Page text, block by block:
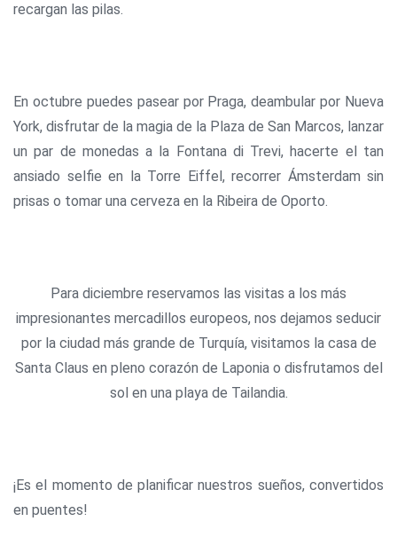
recargan las pilas.
En octubre puedes pasear por Praga, deambular por Nueva
York, disfrutar de la magia de la Plaza de San Marcos, lanzar
un par de monedas a la Fontana di Trevi, hacerte el tan
ansiado selfie en la Torre Eiffel, recorrer Ámsterdam sin
prisas o tomar una cerveza en la Ribeira de Oporto.
Para diciembre reservamos las visitas a los más
impresionantes mercadillos europeos, nos dejamos seducir
por la ciudad más grande de Turquía, visitamos la casa de
Santa Claus en pleno corazón de Laponia o disfrutamos del
sol en una playa de Tailandia.
¡Es el momento de planificar nuestros sueños, convertidos
en puentes!